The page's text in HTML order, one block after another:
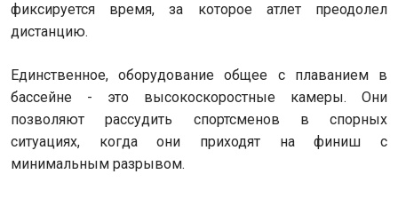
фиксируется время, за которое атлет преодолел
дистанцию.
Единственное, оборудование общее с плаванием в
бассейне - это высокоскоростные камеры. Они
позволяют рассудить спортсменов в спорных
ситуациях, когда они приходят на финиш с
минимальным разрывом.